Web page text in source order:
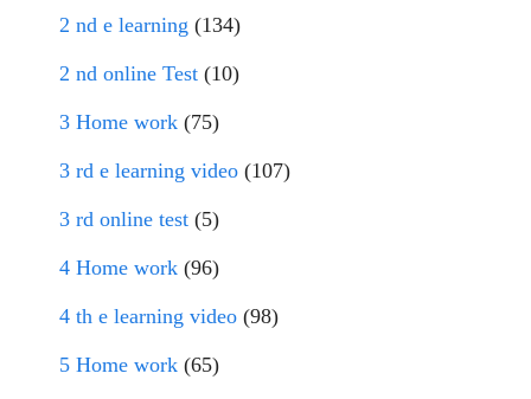
2 nd e learning (134)
2 nd online Test (10)
3 Home work (75)
3 rd e learning video (107)
3 rd online test (5)
4 Home work (96)
4 th e learning video (98)
5 Home work (65)